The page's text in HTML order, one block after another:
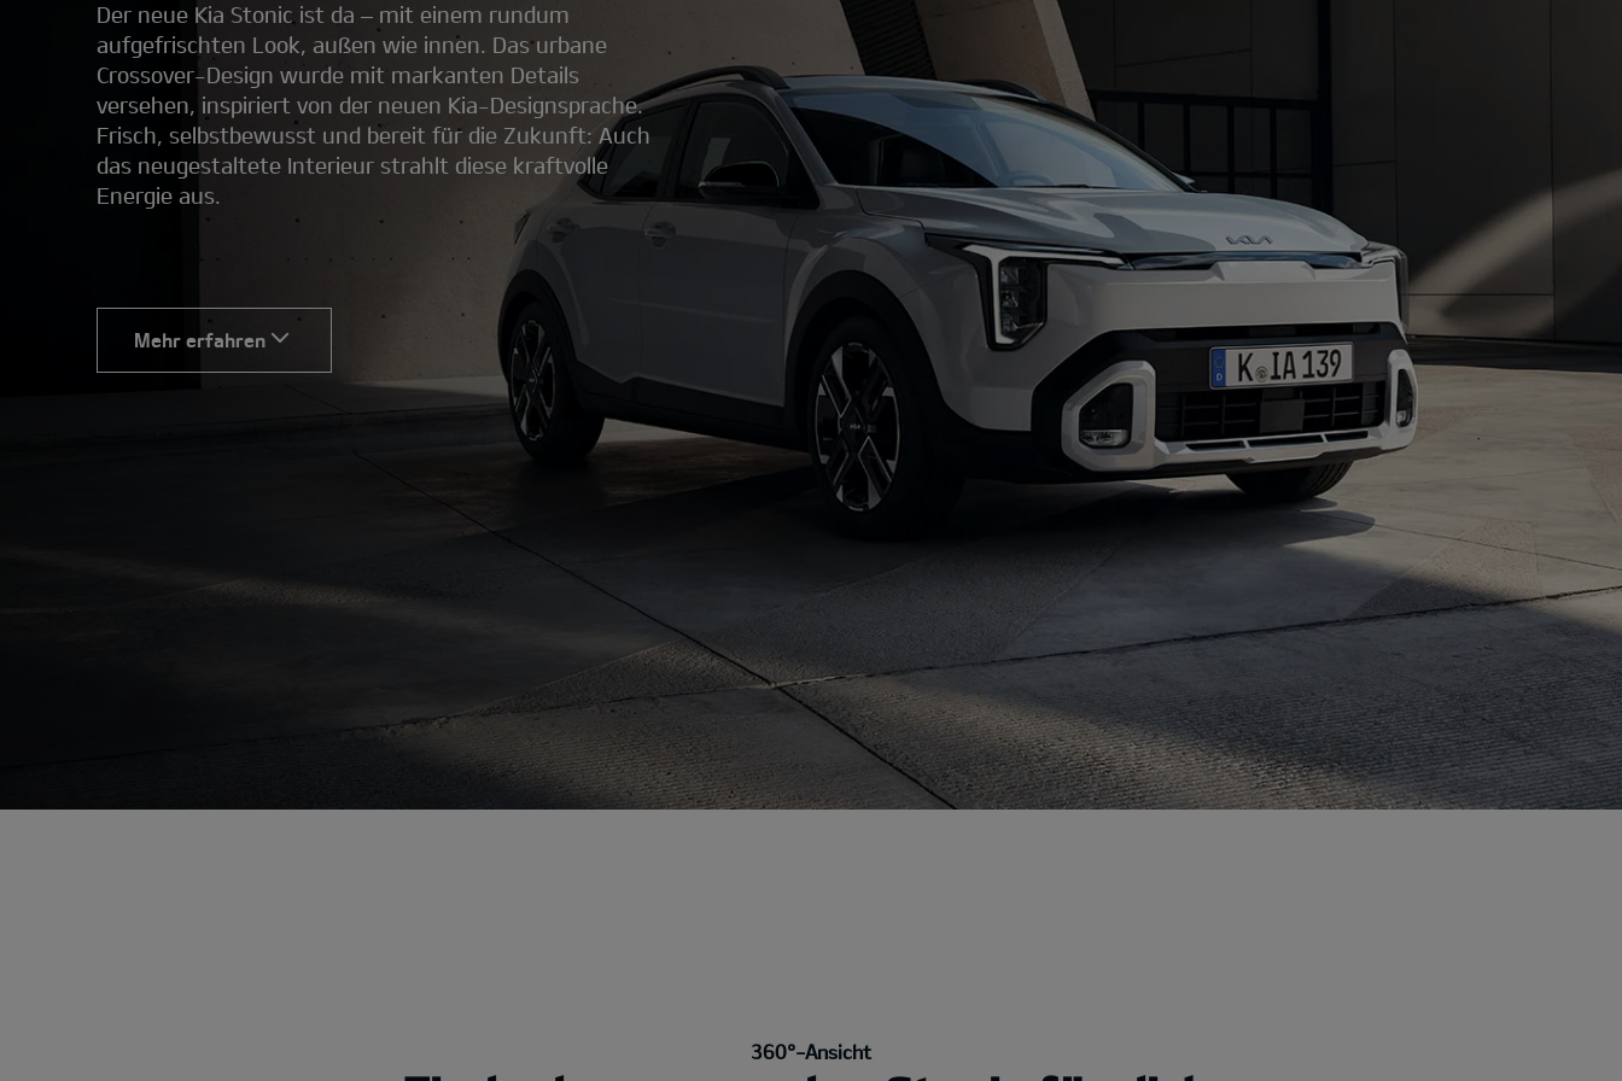
Der neue Kia Stonic ist da – mit einem rundum
aufgefrischten Look, außen wie innen. Das urbane
Crossover-Design wurde mit markanten Details
versehen, inspiriert von der neuen Kia-Designsprache.
Frisch, selbstbewusst und bereit für die Zukunft: Auch
das neugestaltete Interieur strahlt diese kraftvolle
Energie aus.
Mehr erfahren
360°-Ansicht